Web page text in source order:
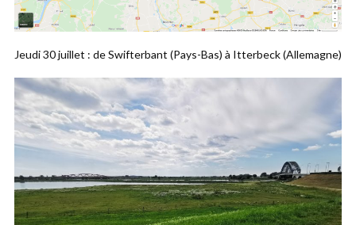
Jeudi 30 juillet : de Swifterbant (Pays-Bas) à Itterbeck (Allemagne)